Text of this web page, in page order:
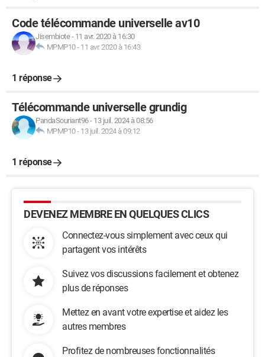
Code télécommande universelle av10
Jisembiote- 11 avr. 2020 à 16:30
MPMP10- 11 avr. 2020 à 16:43
1 réponse
Télécommande universelle grundig
PandaSouriant96- 13 juil. 2024 à 08:56
MPMP10- 13 juil. 2024 à 09:12
1 réponse
DEVENEZ MEMBRE EN QUELQUES CLICS
Connectez-vous simplement avec ceux qui
partagent vos intérêts
Suivez vos discussions facilement et obtenez
plus de réponses
Mettez en avant votre expertise et aidez les
autres membres
Profitez de nombreuses fonctionnalités